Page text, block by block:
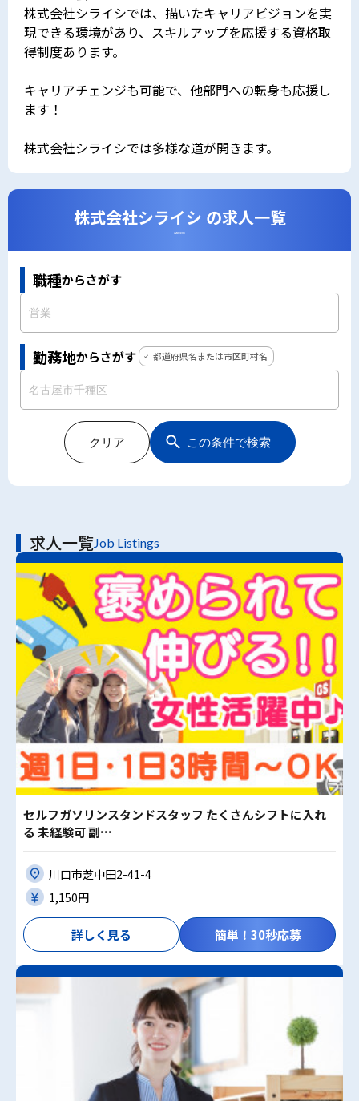
株式会社シライシでは、描いたキャリアビジョンを実
現できる環境があり、スキルアップを応援する資格取
得制度あります。
キャリアチェンジも可能で、他部門への転身も応援し
ます！
株式会社シライシでは多様な道が開きます。
株式会社シライシ の求人一覧
CAREERS
職種からさがす
勤務地からさがす 都道府県名または市区町村名
クリア この条件で検索
求人一覧Job Listings
セルフガソリンスタンドスタッフ たくさんシフトに入れ
る 未経験可 副…
川口市芝中田2-41-4
1,150円
詳しく見る 簡単！30秒応募